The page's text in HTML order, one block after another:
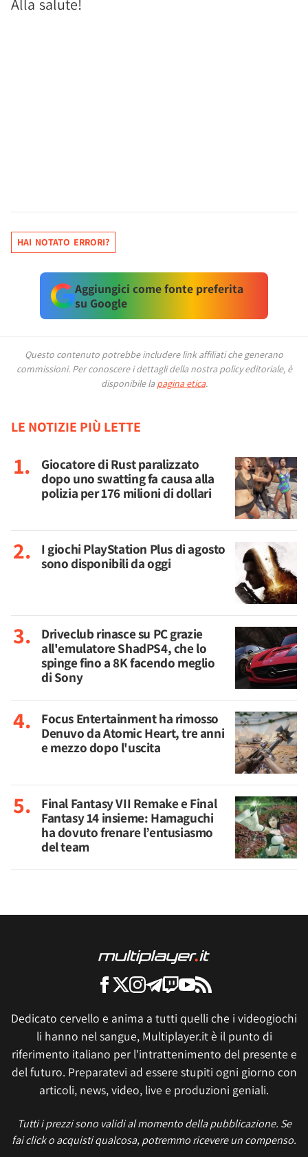
Alla salute!
HAI NOTATO ERRORI?
Aggiungici come fonte preferita
su Google
Questo contenuto potrebbe includere link affiliati che generano
commissioni. Per conoscere i dettagli della nostra policy editoriale, è
disponibile la pagina etica.
LE NOTIZIE PIÙ LETTE
Giocatore di Rust paralizzato
dopo uno swatting fa causa alla
polizia per 176 milioni di dollari
I giochi PlayStation Plus di agosto
sono disponibili da oggi
Driveclub rinasce su PC grazie
all'emulatore ShadPS4, che lo
spinge fino a 8K facendo meglio
di Sony
Focus Entertainment ha rimosso
Denuvo da Atomic Heart, tre anni
e mezzo dopo l'uscita
Final Fantasy VII Remake e Final
Fantasy 14 insieme: Hamaguchi
ha dovuto frenare l’entusiasmo
del team
Dedicato cervello e anima a tutti quelli che i videogiochi
li hanno nel sangue, Multiplayer.it è il punto di
riferimento italiano per l'intrattenimento del presente e
del futuro. Preparatevi ad essere stupiti ogni giorno con
articoli, news, video, live e produzioni geniali.
Tutti i prezzi sono validi al momento della pubblicazione. Se
fai click o acquisti qualcosa, potremmo ricevere un compenso.